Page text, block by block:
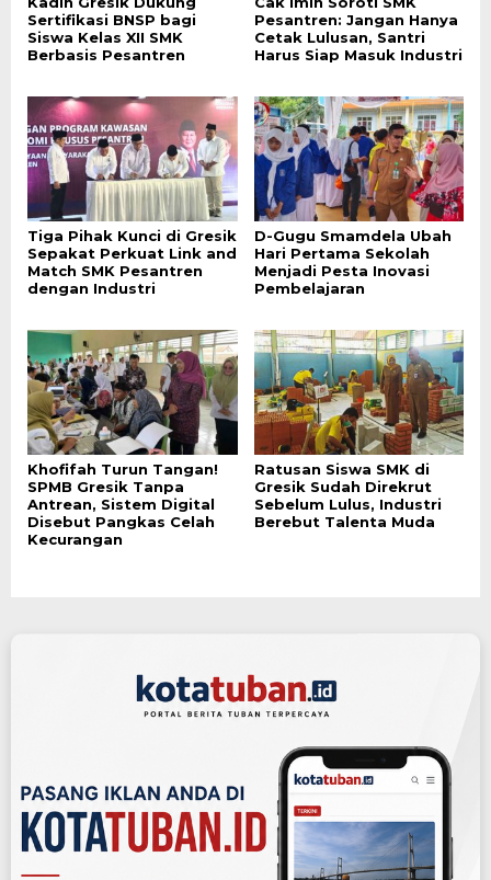
Sertifikasi BNSP bagi
Siswa Kelas XII SMK
Berbasis Pesantren
Pesantren: Jangan Hanya
Cetak Lulusan, Santri
Harus Siap Masuk Industri
Tiga Pihak Kunci di Gresik
Sepakat Perkuat Link and
Match SMK Pesantren
dengan Industri
D-Gugu Smamdela Ubah
Hari Pertama Sekolah
Menjadi Pesta Inovasi
Pembelajaran
Khofifah Turun Tangan!
SPMB Gresik Tanpa
Antrean, Sistem Digital
Disebut Pangkas Celah
Kecurangan
Ratusan Siswa SMK di
Gresik Sudah Direkrut
Sebelum Lulus, Industri
Berebut Talenta Muda